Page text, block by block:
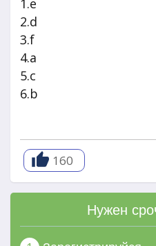
1.e
2.d
3.f
4.a
5.c
6.b
160
Нужен